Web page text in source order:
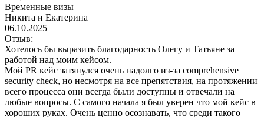
Временные визы
Никита и Екатерина
06.10.2025
Отзыв:
Хотелось бы выразить благодарность Олегу и Татьяне за
работой над моим кейсом.
Мой PR кейс затянулся очень надолго из-за comprehensive
security check, но несмотря на все препятствия, на протяжении
всего процесса они всегда были доступны и отвечали на
любые вопросы. С самого начала я был уверен что мой кейс в
хороших руках. Очень ценно осознавать, что среди такого